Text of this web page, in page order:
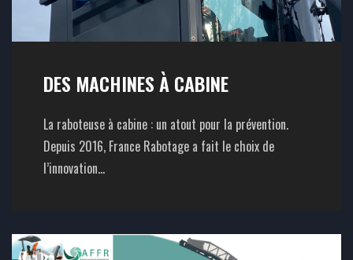
DES MACHINES À CABINE
La raboteuse à cabine : un atout pour la prévention.
Depuis 2016, France Rabotage a fait le choix de
l’innovation...